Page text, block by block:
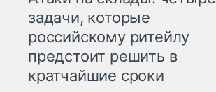
задачи, которые
российскому ритейлу
предстоит решить в
кратчайшие сроки